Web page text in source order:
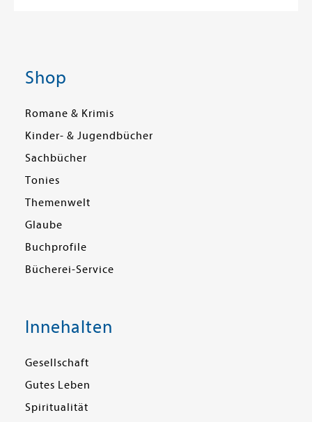
Shop
Romane & Krimis
Kinder- & Jugendbücher
Sachbücher
Tonies
Themenwelt
Glaube
Buchprofile
Bücherei-Service
Innehalten
Gesellschaft
Gutes Leben
Spiritualität